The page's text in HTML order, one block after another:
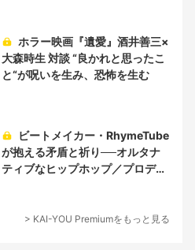
大森時生 対談 “良かれと思ったこ
と“が呪いを生み、恐怖を生む
が抱える矛盾と祈り──オルタナ
ティブなヒップホップ／プロデュ
> KAI-YOU Premiumをもっと見る